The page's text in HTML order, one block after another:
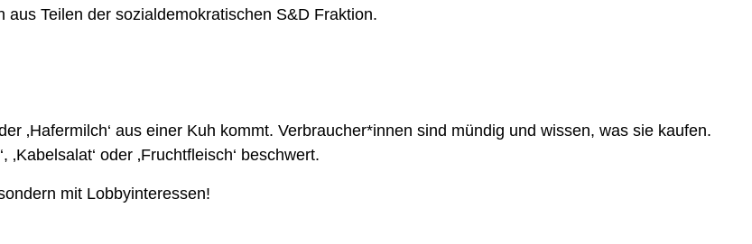
Teilen der sozialdemokratischen S&D Fraktion.
‚Hafermilch‘ aus einer Kuh kommt. Verbraucher*innen sind mündig und wissen, was sie kaufen.
oder ‚Fruchtfleisch‘ beschwert.
mit Lobbyinteressen!